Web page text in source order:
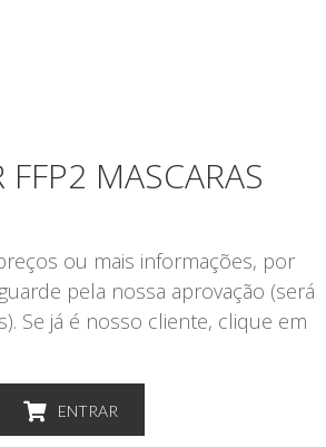
FFP2 MASCARAS
ou mais informações, por
pela nossa aprovação (será
Se já é nosso cliente, clique em
ENTRAR